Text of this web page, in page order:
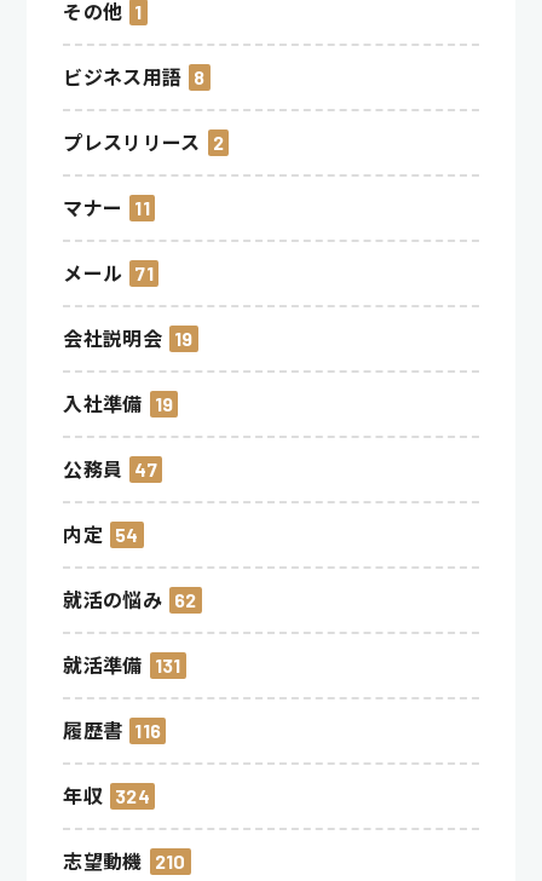
その他 1
ビジネス用語 8
プレスリリース 2
マナー 11
メール 71
会社説明会 19
入社準備 19
公務員 47
内定 54
就活の悩み 62
就活準備 131
履歴書 116
年収 324
志望動機 210